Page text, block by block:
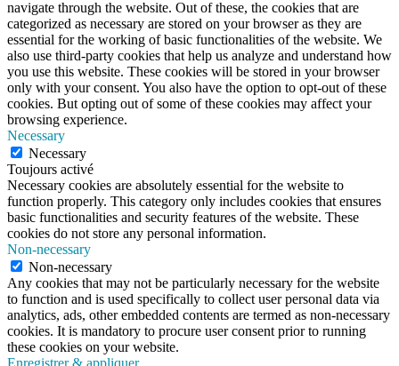
navigate through the website. Out of these, the cookies that are
categorized as necessary are stored on your browser as they are
essential for the working of basic functionalities of the website. We
also use third-party cookies that help us analyze and understand how
you use this website. These cookies will be stored in your browser
only with your consent. You also have the option to opt-out of these
cookies. But opting out of some of these cookies may affect your
browsing experience.
Necessary
Necessary
Toujours activé
Necessary cookies are absolutely essential for the website to
function properly. This category only includes cookies that ensures
basic functionalities and security features of the website. These
cookies do not store any personal information.
Non-necessary
Non-necessary
Any cookies that may not be particularly necessary for the website
to function and is used specifically to collect user personal data via
analytics, ads, other embedded contents are termed as non-necessary
cookies. It is mandatory to procure user consent prior to running
these cookies on your website.
Enregistrer & appliquer